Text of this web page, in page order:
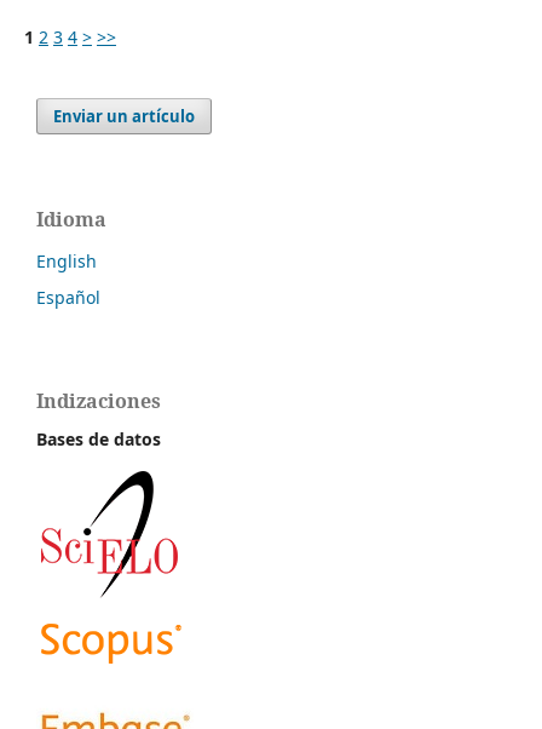
1 2 3 4 > >>
Enviar un artículo
Idioma
English
Español
Indizaciones
Bases de datos